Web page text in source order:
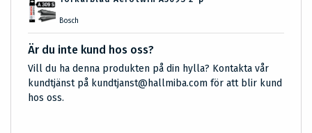
Bosch
Är du inte kund hos oss?
Vill du ha denna produkten på din hylla? Kontakta vår
kundtjänst på kundtjanst@hallmiba.com för att blir kund
hos oss.